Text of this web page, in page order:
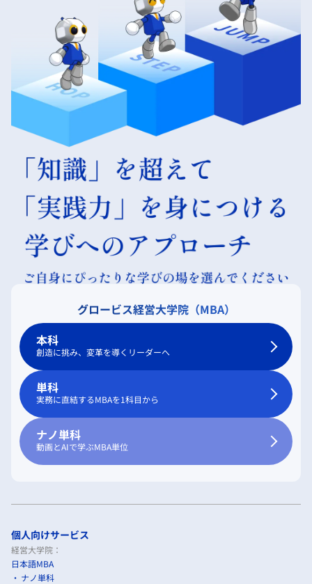
グロービス経営大学院（MBA）
本科
創造に挑み、変革を導くリーダーへ
単科
実務に直結するMBAを1科目から
ナノ単科
動画とAIで学ぶMBA単位
個人向けサービス
経営大学院：
日本語MBA
ナノ単科